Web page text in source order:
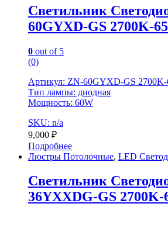
Светильник
60GYXD-GS 2700K-
0 out of 5
(0)
Артикул: ZN-60GYXD-GS
Тип лампы: диодная
Мощность: 60W
SKU: n/a
9,000 ₽
Подробнее
Люстры Потолочные, LED
Светильник
36YXXDG-GS